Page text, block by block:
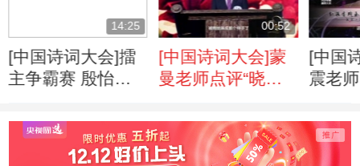
14:25
[中国诗词大会]擂
主争霸赛 殷怡航
00:52
[中国诗词大会]蒙
曼老师点评“晓看
城”
[中国
震老
眉头